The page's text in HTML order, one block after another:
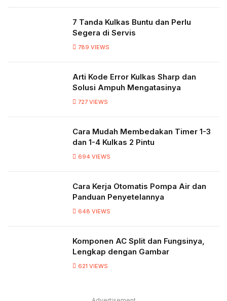
7 Tanda Kulkas Buntu dan Perlu
Segera di Servis
789 VIEWS
Arti Kode Error Kulkas Sharp dan
Solusi Ampuh Mengatasinya
727 VIEWS
Cara Mudah Membedakan Timer 1-3
dan 1-4 Kulkas 2 Pintu
694 VIEWS
Cara Kerja Otomatis Pompa Air dan
Panduan Penyetelannya
648 VIEWS
Komponen AC Split dan Fungsinya,
Lengkap dengan Gambar
621 VIEWS